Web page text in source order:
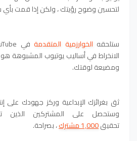
لتحسين وضوح رؤيتك ، ولكن إذا قمت بأي
ستلحقه الخوارزمية المتقدمة
الانخراط في أساليب يوتيوب المشبوهة
ومضيعة لوقتك.
ثق بغرائزك الإبداعية وركز جهودك على
وستحصل على المشتركين
تحقيق1,000 مشترك ، بصراحة.